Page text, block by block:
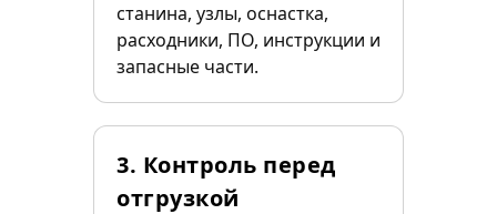
станина, узлы, оснастка,
расходники, ПО, инструкции и
запасные части.
3. Контроль перед
отгрузкой